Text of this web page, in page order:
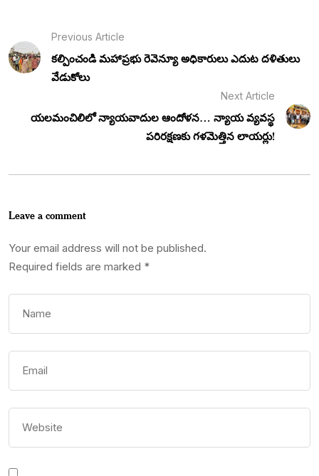
Previous Article
కల్పించండి మహాప్రభు రెవెన్యూ అధికారులు ఎదుట దళితులు
వేడుకోలు
Next Article
యలమంచిలిలో న్యాయవాదుల ఆందోళన… న్యాయ వ్యవస్థ
పరిరక్షణకు గళమెత్తిన లాయర్లు!
Leave a comment
Your email address will not be published.
Required fields are marked *